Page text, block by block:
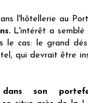
l'hôtellerie au
L'intérêt a semblé
le cas: le grand
qui devrait être
son